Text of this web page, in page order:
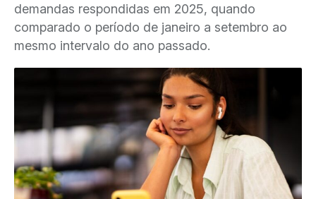
demandas respondidas em 2025, quando
comparado o período de janeiro a setembro ao
mesmo intervalo do ano passado.